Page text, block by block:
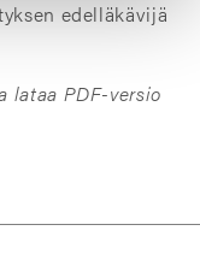
edelläkävijä
lataa PDF-versio